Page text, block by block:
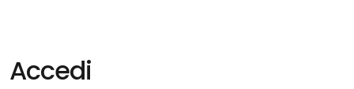
Servizi
Accedi